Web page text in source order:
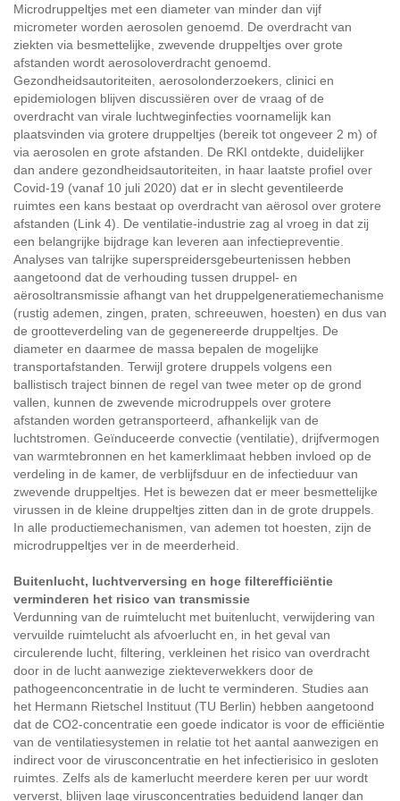
Microdruppeltjes met een diameter van minder dan vijf
micrometer worden aerosolen genoemd. De overdracht van
ziekten via besmettelijke, zwevende druppeltjes over grote
afstanden wordt aerosoloverdracht genoemd.
Gezondheidsautoriteiten, aerosolonderzoekers, clinici en
epidemiologen blijven discussiëren over de vraag of de
overdracht van virale luchtweginfecties voornamelijk kan
plaatsvinden via grotere druppeltjes (bereik tot ongeveer 2 m) of
via aerosolen en grote afstanden. De RKI ontdekte, duidelijker
dan andere gezondheidsautoriteiten, in haar laatste profiel over
Covid-19 (vanaf 10 juli 2020) dat er in slecht geventileerde
ruimtes een kans bestaat op overdracht van aërosol over grotere
afstanden (Link 4). De ventilatie-industrie zag al vroeg in dat zij
een belangrijke bijdrage kan leveren aan infectiepreventie.
Analyses van talrijke superspreidersgebeurtenissen hebben
aangetoond dat de verhouding tussen druppel- en
aërosoltransmissie afhangt van het druppelgeneratiemechanisme
(rustig ademen, zingen, praten, schreeuwen, hoesten) en dus van
de grootteverdeling van de gegenereerde druppeltjes. De
diameter en daarmee de massa bepalen de mogelijke
transportafstanden. Terwijl grotere druppels volgens een
ballistisch traject binnen de regel van twee meter op de grond
vallen, kunnen de zwevende microdruppels over grotere
afstanden worden getransporteerd, afhankelijk van de
luchtstromen. Geïnduceerde convectie (ventilatie), drijfvermogen
van warmtebronnen en het kamerklimaat hebben invloed op de
verdeling in de kamer, de verblijfsduur en de infectieduur van
zwevende druppeltjes. Het is bewezen dat er meer besmettelijke
virussen in de kleine druppeltjes zitten dan in de grote druppels.
In alle productiemechanismen, van ademen tot hoesten, zijn de
microdruppeltjes ver in de meerderheid.
Buitenlucht, luchtverversing en hoge filterefficiëntie
verminderen het risico van transmissie
Verdunning van de ruimtelucht met buitenlucht, verwijdering van
vervuilde ruimtelucht als afvoerlucht en, in het geval van
circulerende lucht, filtering, verkleinen het risico van overdracht
door in de lucht aanwezige ziekteverwekkers door de
pathogeenconcentratie in de lucht te verminderen. Studies aan
het Hermann Rietschel Instituut (TU Berlin) hebben aangetoond
dat de CO2-concentratie een goede indicator is voor de efficiëntie
van de ventilatiesystemen in relatie tot het aantal aanwezigen en
indirect voor de virusconcentratie en het infectierisico in gesloten
ruimtes. Zelfs als de kamerlucht meerdere keren per uur wordt
ververst, blijven lage virusconcentraties beduidend langer dan